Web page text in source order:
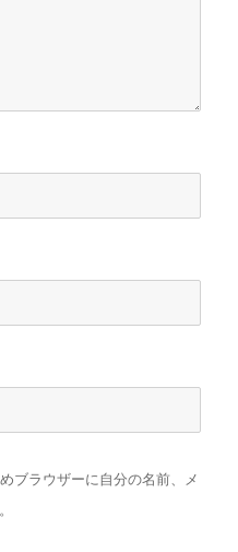
ブラウザーに自分の名前、メ